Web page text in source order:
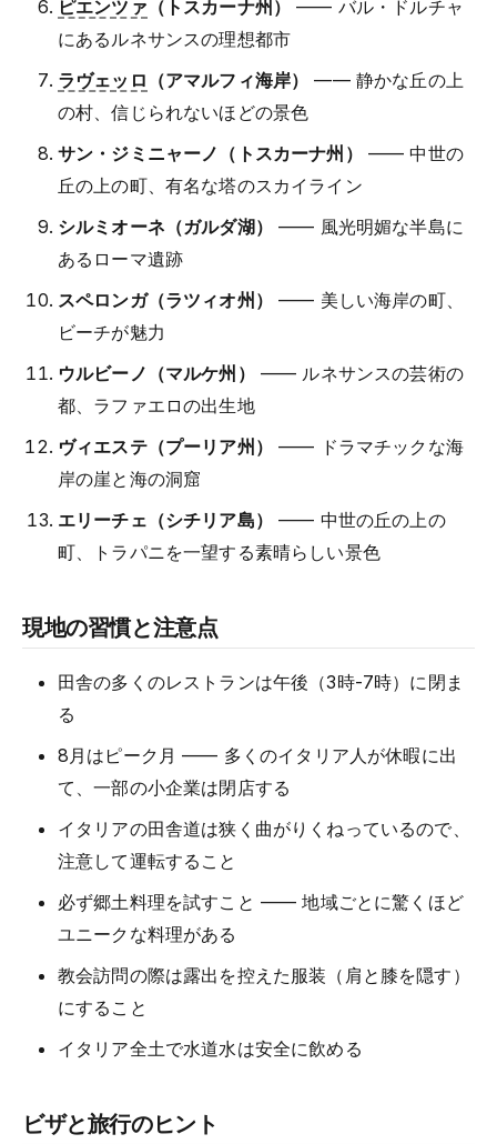
ピエンツァ （トスカーナ州）
—— バル・ドルチャ
にあるルネサンスの理想都市
ラヴェッロ （アマルフィ海岸）
—— 静かな丘の上
の村、信じられないほどの景色
サン・ジミニャーノ（トスカーナ州）
—— 中世の
丘の上の町、有名な塔のスカイライン
シルミオーネ（ガルダ湖）
—— 風光明媚な半島に
あるローマ遺跡
スペロンガ（ラツィオ州）
—— 美しい海岸の町、
ビーチが魅力
ウルビーノ（マルケ州）
—— ルネサンスの芸術の
都、ラファエロの出生地
ヴィエステ（プーリア州）
—— ドラマチックな海
岸の崖と海の洞窟
エリーチェ（シチリア島）
—— 中世の丘の上の
町、トラパニを一望する素晴らしい景色
現地の習慣と注意点
田舎の多くのレストランは午後（3時-7時）に閉ま
る
8月はピーク月 —— 多くのイタリア人が休暇に出
て、一部の小企業は閉店する
イタリアの田舎道は狭く曲がりくねっているので、
注意して運転すること
必ず郷土料理を試すこと —— 地域ごとに驚くほど
ユニークな料理がある
教会訪問の際は露出を控えた服装（肩と膝を隠す）
にすること
イタリア全土で水道水は安全に飲める
ビザと旅行のヒント